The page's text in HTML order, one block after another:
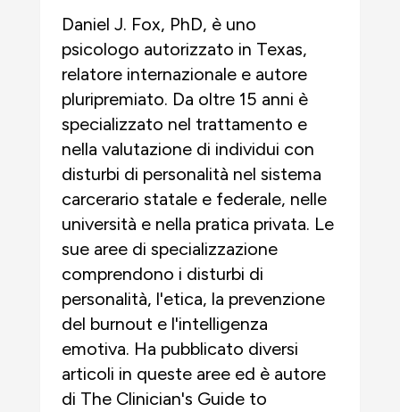
Daniel J. Fox, PhD, è uno
psicologo autorizzato in Texas,
relatore internazionale e autore
pluripremiato. Da oltre 15 anni è
specializzato nel trattamento e
nella valutazione di individui con
disturbi di personalità nel sistema
carcerario statale e federale, nelle
università e nella pratica privata. Le
sue aree di specializzazione
comprendono i disturbi di
personalità, l'etica, la prevenzione
del burnout e l'intelligenza
emotiva. Ha pubblicato diversi
articoli in queste aree ed è autore
di The Clinician's Guide to